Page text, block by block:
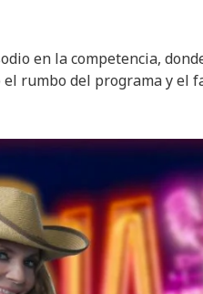
en la competencia,
rumbo del programa y el